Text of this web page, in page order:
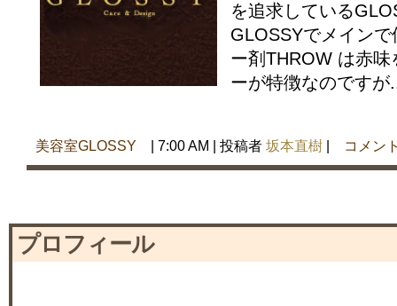
を追求している
GLOSSYでメイン
ー剤THROW は赤
ーが特徴なのですが
美容室GLOSSY | 7:00 AM | 投稿者 坂本直樹 | コメン
プロフィール